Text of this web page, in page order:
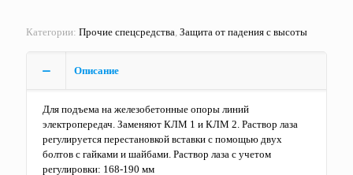
Категории: Прочие спецсредства, Защита от падения с высоты
Описание
Для подъема на железобетонные опоры линий
электропередач. Заменяют КЛМ 1 и КЛМ 2. Раствор лаза
регулируется перестановкой вставки с помощью двух
болтов с гайками и шайбами. Раствор лаза с учетом
регулировки: 168-190 мм